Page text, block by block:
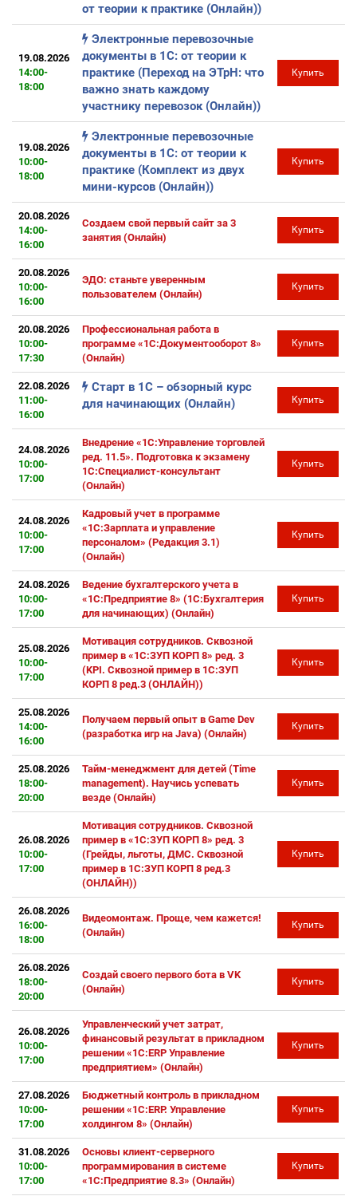
от теории к практике (Онлайн))
19.08.2026
14:00-
18:00
Электронные перевозочные
документы в 1С: от теории к
практике (Переход на ЭТрН: что
важно знать каждому
участнику перевозок (Онлайн))
Купить
19.08.2026
10:00-
18:00
Электронные перевозочные
документы в 1С: от теории к
практике (Комплект из двух
мини-курсов (Онлайн))
Купить
20.08.2026
14:00-
16:00
Создаем свой первый сайт за 3
занятия (Онлайн)
Купить
20.08.2026
10:00-
16:00
ЭДО: станьте уверенным
пользователем (Онлайн)
Купить
20.08.2026
10:00-
17:30
Профессиональная работа в
программе «1С:Документооборот 8»
(Онлайн)
Купить
22.08.2026
11:00-
16:00
Старт в 1С – обзорный курс
для начинающих (Онлайн)
Купить
24.08.2026
10:00-
17:00
Внедрение «1С:Управление торговлей
ред. 11.5». Подготовка к экзамену
1С:Специалист-консультант
(Онлайн)
Купить
24.08.2026
10:00-
17:00
Кадровый учет в программе
«1С:Зарплата и управление
персоналом» (Редакция 3.1)
(Онлайн)
Купить
24.08.2026
10:00-
17:00
Ведение бухгалтерского учета в
«1С:Предприятие 8» (1С:Бухгалтерия
для начинающих) (Онлайн)
Купить
25.08.2026
10:00-
17:00
Мотивация сотрудников. Сквозной
пример в «1С:ЗУП КОРП 8» ред. 3
(KPI. Сквозной пример в 1С:ЗУП
КОРП 8 ред.3 (ОНЛАЙН))
Купить
25.08.2026
14:00-
16:00
Получаем первый опыт в Game Dev
(разработка игр на Java) (Онлайн)
Купить
25.08.2026
18:00-
20:00
Тайм-менеджмент для детей (Time
management). Научись успевать
везде (Онлайн)
Купить
26.08.2026
10:00-
17:00
Мотивация сотрудников. Сквозной
пример в «1С:ЗУП КОРП 8» ред. 3
(Грейды, льготы, ДМС. Сквозной
пример в 1С:ЗУП КОРП 8 ред.3
(ОНЛАЙН))
Купить
26.08.2026
16:00-
18:00
Видеомонтаж. Проще, чем кажется!
(Онлайн)
Купить
26.08.2026
18:00-
20:00
Создай своего первого бота в VK
(Онлайн)
Купить
26.08.2026
10:00-
17:00
Управленческий учет затрат,
финансовый результат в прикладном
решении «1С:ERP Управление
предприятием» (Онлайн)
Купить
27.08.2026
10:00-
17:00
Бюджетный контроль в прикладном
решении «1С:ERP. Управление
холдингом 8» (Онлайн)
Купить
31.08.2026
10:00-
17:00
Основы клиент-серверного
программирования в системе
«1С:Предприятие 8.3» (Онлайн)
Купить